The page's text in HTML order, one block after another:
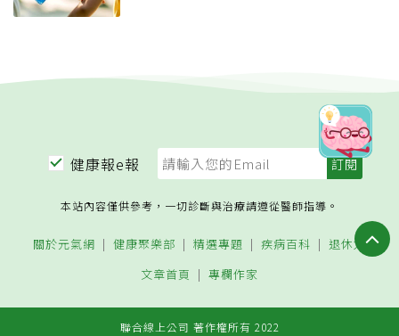
健康報e報
本站內容僅供參考，一切診斷與治療請遵從醫師指導。
關於元氣網 健康聚樂部 精選專題 疾病百科
退休力
文章首頁
專欄作家
聯合線上公司 著作權所有 2022